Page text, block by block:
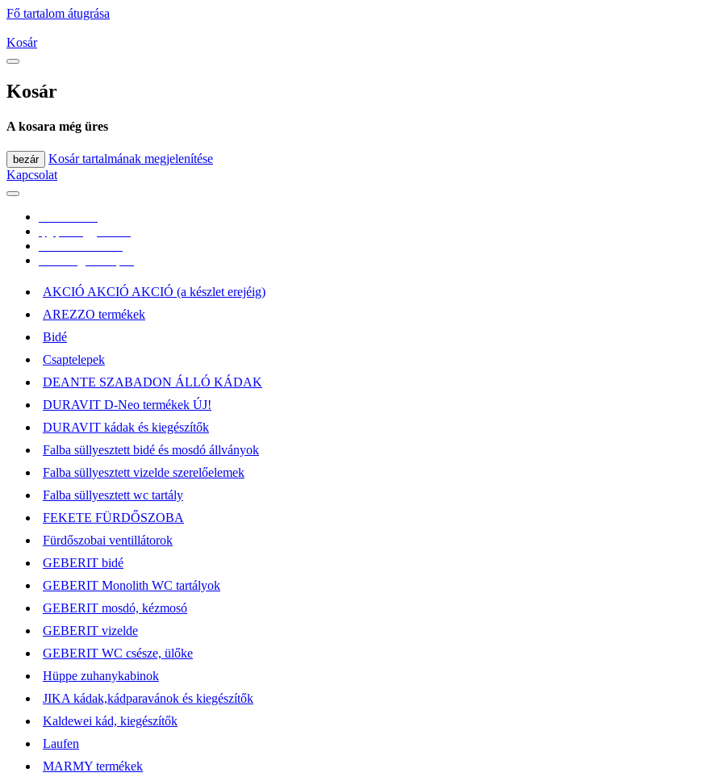
Fő tartalom átugrása
Kosár
Kosár
A kosara még üres
bezár
Kosár tartalmának megjelenítése
Kapcsolat
AKCIÓ AKCIÓ AKCIÓ (a készlet erejéig)
AREZZO termékek
Bidé
Csaptelepek
DEANTE SZABADON ÁLLÓ KÁDAK
DURAVIT D-Neo termékek ÚJ!
DURAVIT kádak és kiegészítők
Falba süllyesztett bidé és mosdó állványok
Falba süllyesztett vizelde szerelőelemek
Falba süllyesztett wc tartály
FEKETE FÜRDŐSZOBA
Fürdőszobai ventillátorok
GEBERIT bidé
GEBERIT Monolith WC tartályok
GEBERIT mosdó, kézmosó
GEBERIT vizelde
GEBERIT WC csésze, ülőke
Hüppe zuhanykabinok
JIKA kádak,kádparavánok és kiegészítők
Kaldewei kád, kiegészítők
Laufen
MARMY termékek